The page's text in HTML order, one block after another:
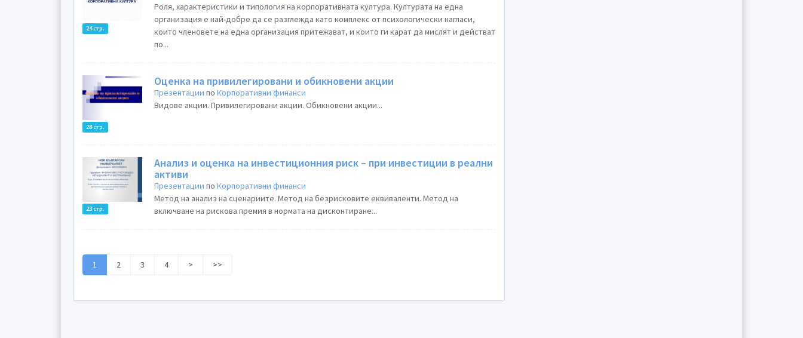
24 стр.
Роля, характеристики и типология на корпоративната култура. Културата на една
организация е най-добре да се разглежда като комплекс от психологически нагласи,
които членовете на една организация притежават, и които ги карат да мислят и действат
по...
28 стр.
Оценка на привилегировани и обикновени акции
Презентации поКорпоративни финанси
Видове акции. Привилегировани акции. Обикновени акции...
23 стр.
Анализ и оценка на инвестиционния риск – при инвестиции в реални
активи
Презентации поКорпоративни финанси
Метод на анализ на сценариите. Метод на безрисковите еквиваленти. Метод на
включване на рискова премия в нормата на дисконтиране...
1 2 3 4 > >>